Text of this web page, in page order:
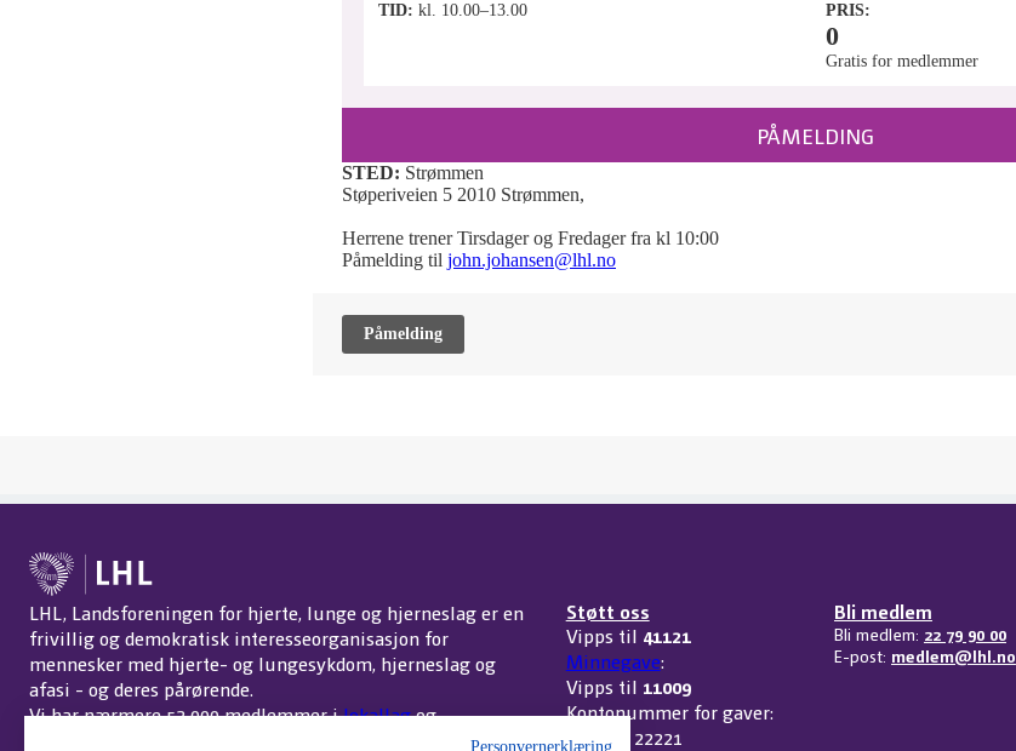
TID kl. 10.00–13.00 PRIS
0
Gratis for medlemmer
PÅMELDING
STED: Strømmen
Støperiveien 5 2010 Strømmen,
Herrene trener Tirsdager og Fredager fra kl 10:00
Påmelding til john.johansen@lhl.no
Påmelding
LHL, Landsforeningen for hjerte, lunge og hjerneslag er en
frivillig og demokratisk interesseorganisasjon for
mennesker med hjerte- og lungesykdom, hjerneslag og
afasi - og deres pårørende.
Vi har nærmere 52 000 medlemmer ilokallagog
Støtt oss
Vipps til 41121
Minnegave:
Vipps til 11009
Kontonummer for gaver:
3207 32 22221
Bli medlem
Bli medlem: 22 79 90 00
E-post: medlem@lhl.no
Personvernerklæring